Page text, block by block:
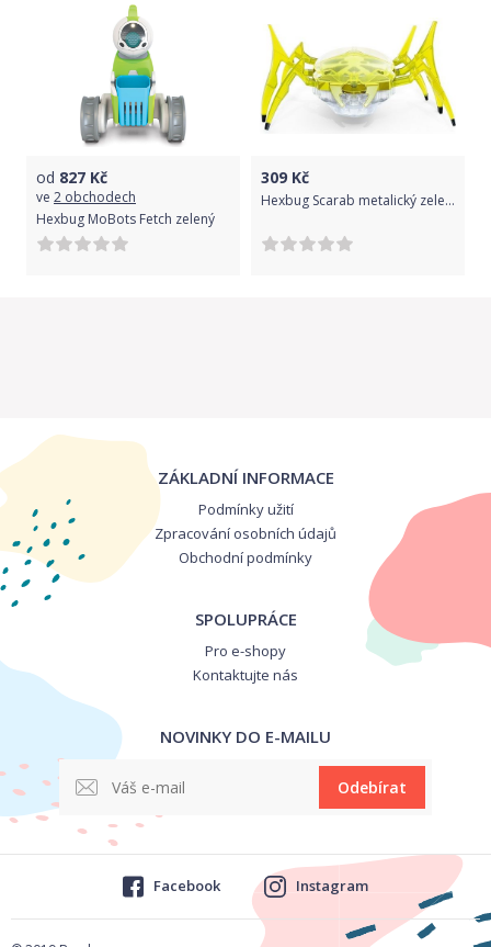
od 827 Kč
ve 2 obchodech
Hexbug MoBots Fetch zelený
309 Kč
Hexbug Scarab metalický zelená
ZÁKLADNÍ INFORMACE
Podmínky užití
Zpracování osobních údajů
Obchodní podmínky
SPOLUPRÁCE
Pro e-shopy
Kontaktujte nás
NOVINKY DO E-MAILU
Odebírat
Facebook Instagram